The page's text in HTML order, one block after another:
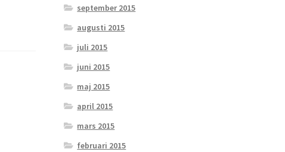
september 2015
augusti 2015
juli 2015
juni 2015
maj 2015
april 2015
mars 2015
februari 2015